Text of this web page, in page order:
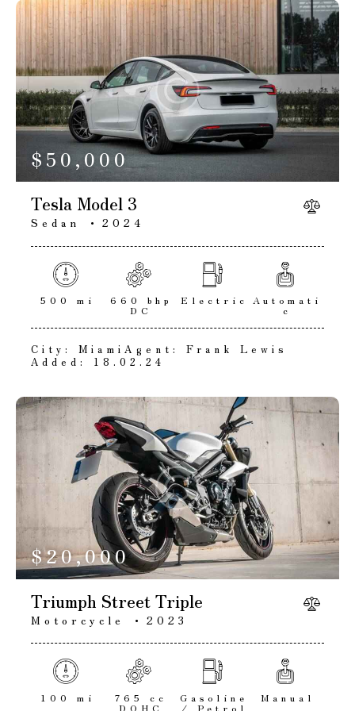
$ 50,000
Tesla Model 3
Sedan 2024
500 mi 660 bhp
DC
Electric Automati
c
City: MiamiAgent:
Frank Lewis
Added:
18.02.24
$20,000
Triumph Street Triple
Motorcycle 2023
100 mi 765 cc
DOHC
Gasoline
/ Petrol
Manual